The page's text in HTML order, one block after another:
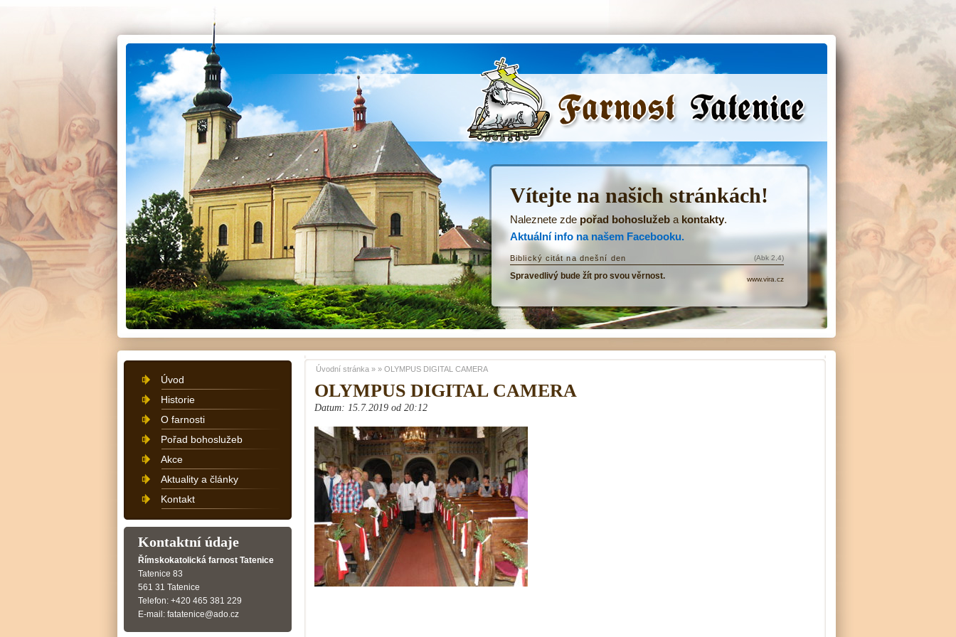
ŘKF Tatenice -
OLYMPUS DIGITAL CAMERA
Datum: 15.7.2019 od 20:12
Úvodní stránka » » OLYMPUS DIGITAL CAMERA
Úvod
Historie
O farnosti
Pořad bohoslužeb
Akce
Aktuality a články
Kontakt
Kontaktní údaje
Římskokatolická farnost Tatenice
Tatenice 83
561 31 Tatenice
Telefon: +420 465 381 229
E-mail: fatatenice@ado.cz
Vítejte na našich stránkách!
Naleznete zdepořad bohoslužeb a kontakty.
Aktuální info na našem Facebooku.
Biblický citát na dnešní den
Spravedlivý bude žít pro svou věrnost.
(Abk 2,4)
www.vira.cz